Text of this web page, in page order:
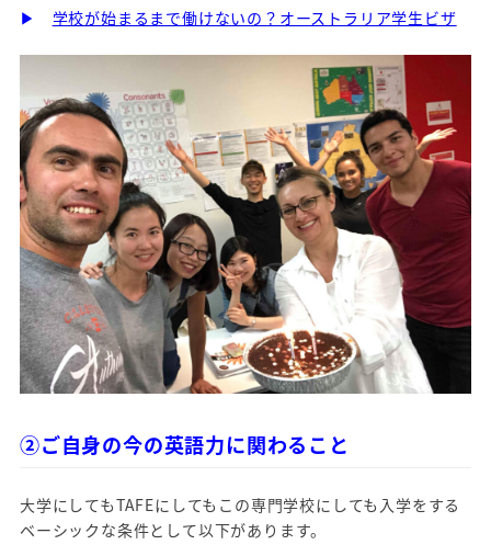
▶ 学校が始まるまで働けないの？オーストラリア学生ビザ
②ご自身の今の英語力に関わること
大学にしてもTAFEにしてもこの専門学校にしても入学をする
ベーシックな条件として以下があります。